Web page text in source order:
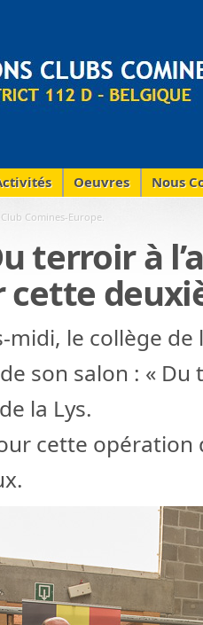
Oeuvres Nous
Comines-Europe.
terroir à
cette
midi, le collège de
son salon : « Du
la Lys.
cette